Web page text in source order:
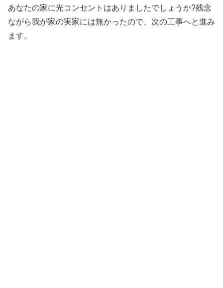
あなたの家に光コンセントはありましたでしょうか?残念
ながら我が家の実家には無かったので、次の工事へと進み
ます。